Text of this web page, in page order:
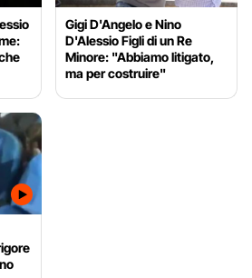
Gigi D'Angelo e Nino
D'Alessio Figli di un Re
Minore: "Abbiamo litigato,
ma per costruire"